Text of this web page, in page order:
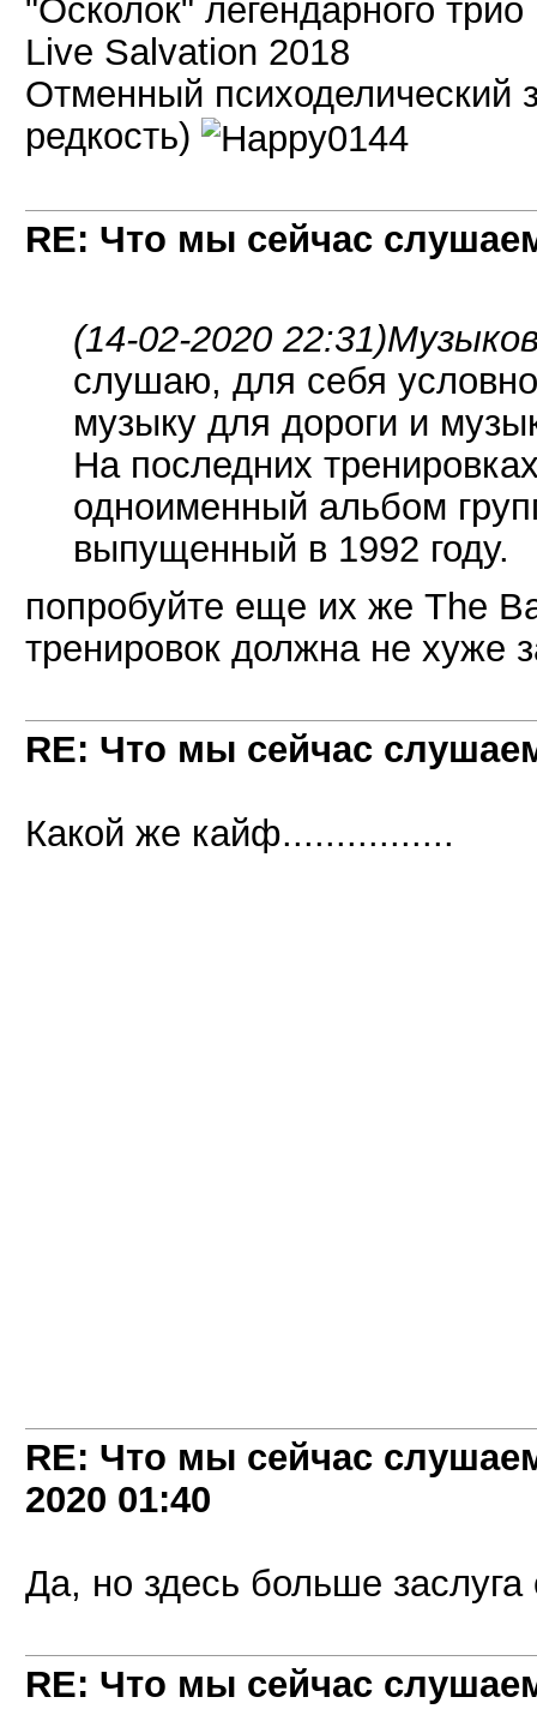
"Осколок" легендарного
Live Salvation 2018
Отменный психоделический
редкость)
RE: Что мы сейчас
(14-02-2020 22:31)
слушаю, для себя
музыку для дороги и
На последних
одноименный альбом
выпущенный в 1992 году.
попробуйте еще их же The
тренировок должна не хуже
RE: Что мы сейчас
Какой же кайф................
RE: Что мы сейчас
2020 01:40
Да, но здесь больше
RE: Что мы сейчас